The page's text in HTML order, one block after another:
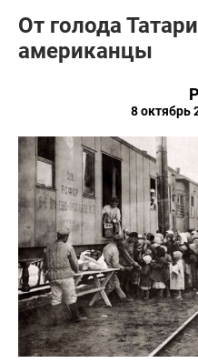
От голода
американцы
8 октябрь